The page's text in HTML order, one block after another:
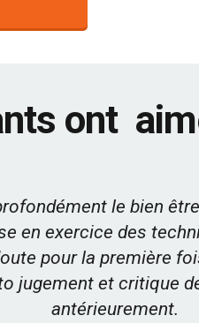
ont
le bien
en exercice des
pour la première
jugement et critique
antérieurement.